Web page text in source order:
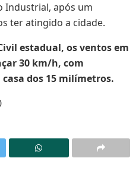
Industrial, após um
ter atingido a cidade.
estadual, os ventos em
30 km/h, com
dos 15 milímetros.